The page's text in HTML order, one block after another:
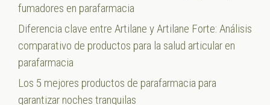
fumadores en parafarmacia
Diferencia clave entre Artilane y Artilane Forte: Análisis
comparativo de productos para la salud articular en
parafarmacia
Los 5 mejores productos de parafarmacia para
garantizar noches tranquilas